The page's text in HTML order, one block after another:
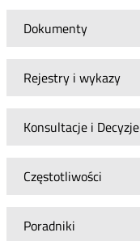
Dokumenty
Rejestry i wykazy
Konsultacje i Decyzje
Częstotliwości
Poradniki